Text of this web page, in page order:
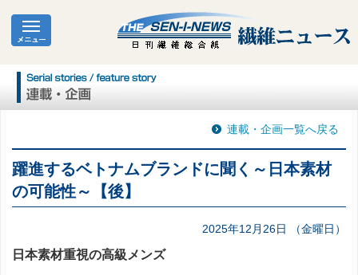
連載・企画一覧へ戻る
躍進するベトナムブランドに聞く～日本素材
の可能性～【後】
2025年12月26日 （金曜日）
日本素材重視の高級メンズ